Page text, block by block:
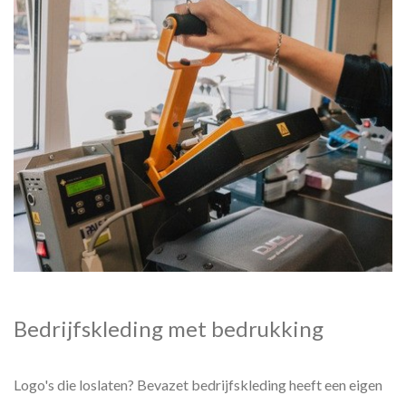
Bedrijfskleding met bedrukking
Logo's die loslaten? Bevazet bedrijfskleding heeft een eigen